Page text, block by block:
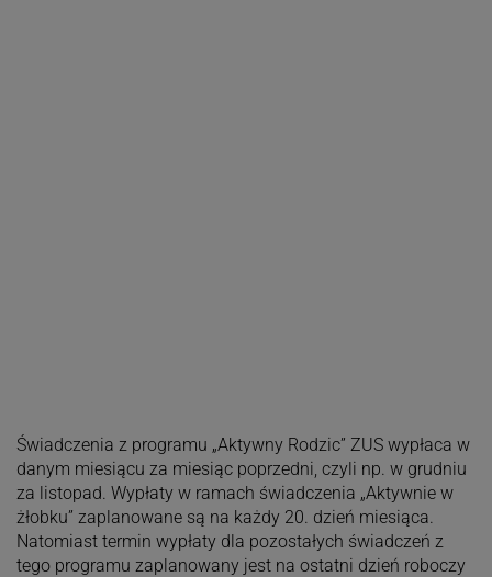
Świadczenia z programu „Aktywny Rodzic” ZUS wypłaca w
danym miesiącu za miesiąc poprzedni, czyli np. w grudniu
za listopad. Wypłaty w ramach świadczenia „Aktywnie w
żłobku” zaplanowane są na każdy 20. dzień miesiąca.
Natomiast termin wypłaty dla pozostałych świadczeń z
tego programu zaplanowany jest na ostatni dzień roboczy